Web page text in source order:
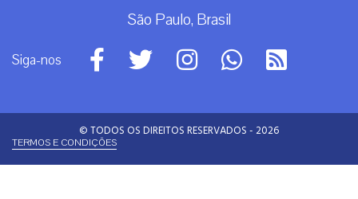
São Paulo, Brasil
Siga-nos
© TODOS OS DIREITOS RESERVADOS - 2026
TERMOS E CONDIÇÕES